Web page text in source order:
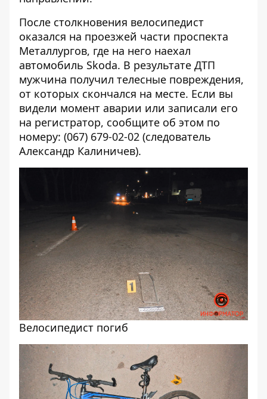
После столкновения велосипедист
оказался на проезжей части проспекта
Металлургов, где на него наехал
автомобиль Skoda. В результате ДТП
мужчина получил телесные повреждения,
от которых скончался на месте. Если вы
видели момент аварии или записали его
на регистратор, сообщите об этом по
номеру: (067) 679-02-02 (следователь
Александр Калиничев).
Велосипедист погиб